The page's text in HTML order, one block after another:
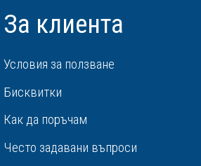
За клиента
Условия за ползване
Бисквитки
Как да поръчам
Често задавани въпроси